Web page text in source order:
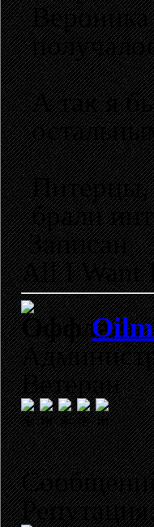
А так я
Питерцы,
брали
Записан
All I Want
Ветеран